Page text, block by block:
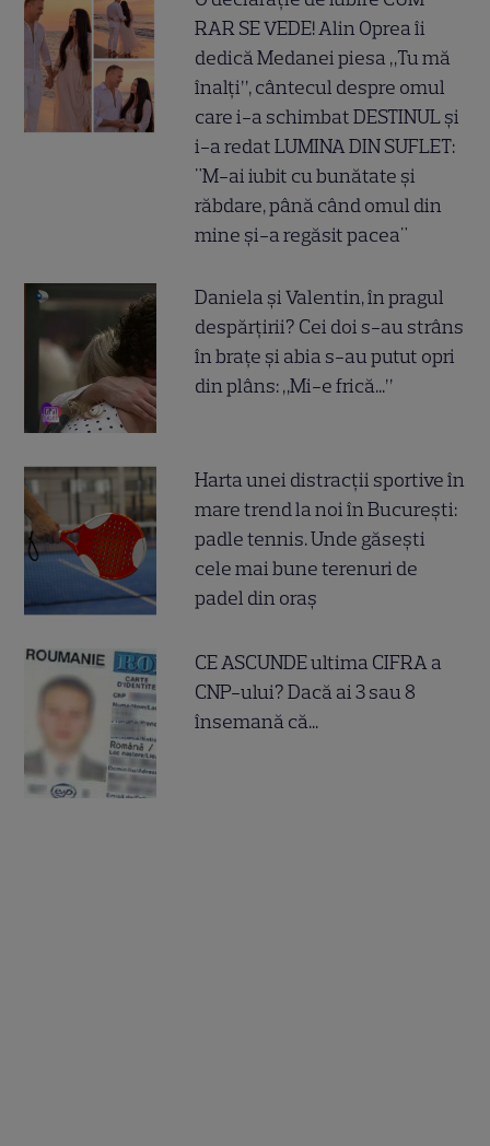
RAR SE VEDE! Alin Oprea îi
dedică Medanei piesa „Tu mă
înalți”, cântecul despre omul
care i-a schimbat DESTINUL și
i-a redat LUMINA DIN SUFLET:
"M-ai iubit cu bunătate și
răbdare, până când omul din
mine și-a regăsit pacea"
Daniela și Valentin, în pragul
despărțirii? Cei doi s-au strâns
în brațe și abia s-au putut opri
din plâns: „Mi-e frică...”
Harta unei distracții sportive în
mare trend la noi în București:
padle tennis. Unde găsești
cele mai bune terenuri de
padel din oraș
CE ASCUNDE ultima CIFRA a
CNP-ului? Dacă ai 3 sau 8
însemană că...